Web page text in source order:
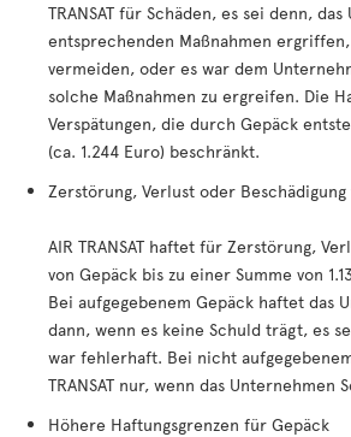
TRANSAT für Schäden, es sei denn,
entsprechenden Maßnahmen
vermeiden, oder es war dem
solche Maßnahmen zu ergreifen. Die
Verspätungen, die durch Gepäck
(ca. 1.244 Euro) beschränkt.
Zerstörung, Verlust oder Beschädigung
AIR TRANSAT haftet für Zerstörung,
von Gepäck bis zu einer Summe von
Bei aufgegebenem Gepäck haftet das
dann, wenn es keine Schuld trägt, es
war fehlerhaft. Bei nicht
TRANSAT nur, wenn das Unternehmen
Höhere Haftungsgrenzen für Gepäck